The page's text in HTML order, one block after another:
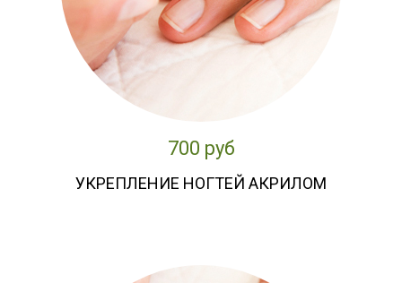
700 руб
УКРЕПЛЕНИЕ НОГТЕЙ АКРИЛОМ